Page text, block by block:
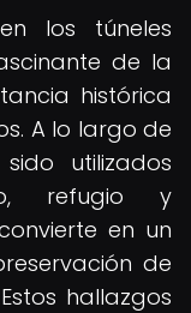
los túneles
de la
histórica
A lo largo de
utilizados
refugio y
en un
de
hallazgos